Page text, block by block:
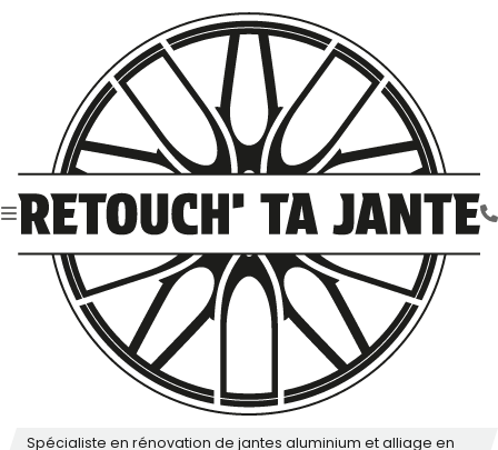
Spécialiste en rénovation de jantes aluminium et alliage en